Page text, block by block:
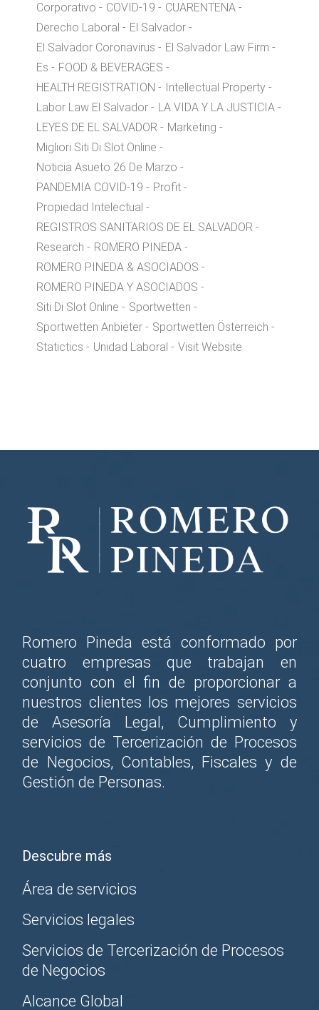
Corporativo COVID-19
CUARENTENA
Derecho Laboral
El Salvador
El Salvador Coronavirus
El Salvador Law Firm
Es
FOOD & BEVERAGES
HEALTH REGISTRATION
Intellectual Property
Labor Law El Salvador
LA VIDA Y LA JUSTICIA
LEYES DE EL SALVADOR
Marketing
Migliori Siti Di Slot Online
Noticia Asueto 26 De Marzo
PANDEMIA COVID-19
Profit
Propiedad Intelectual
REGISTROS SANITARIOS DE EL SALVADOR
Research
ROMERO PINEDA
ROMERO PINEDA & ASOCIADOS
ROMERO PINEDA Y ASOCIADOS
Siti Di Slot Online
Sportwetten
Sportwetten Anbieter
Sportwetten Österreich
Statictics
Unidad Laboral Visit Website
Romero Pineda está conformado por
cuatro empresas que trabajan en
conjunto con el fin de proporcionar a
nuestros clientes los mejores servicios
de Asesoría Legal, Cumplimiento y
servicios de Tercerización de Procesos
de Negocios, Contables, Fiscales y de
Gestión de Personas.
Descubre más
Área de servicios
Servicios legales
Servicios de Tercerización de Procesos
de Negocios
Alcance Global